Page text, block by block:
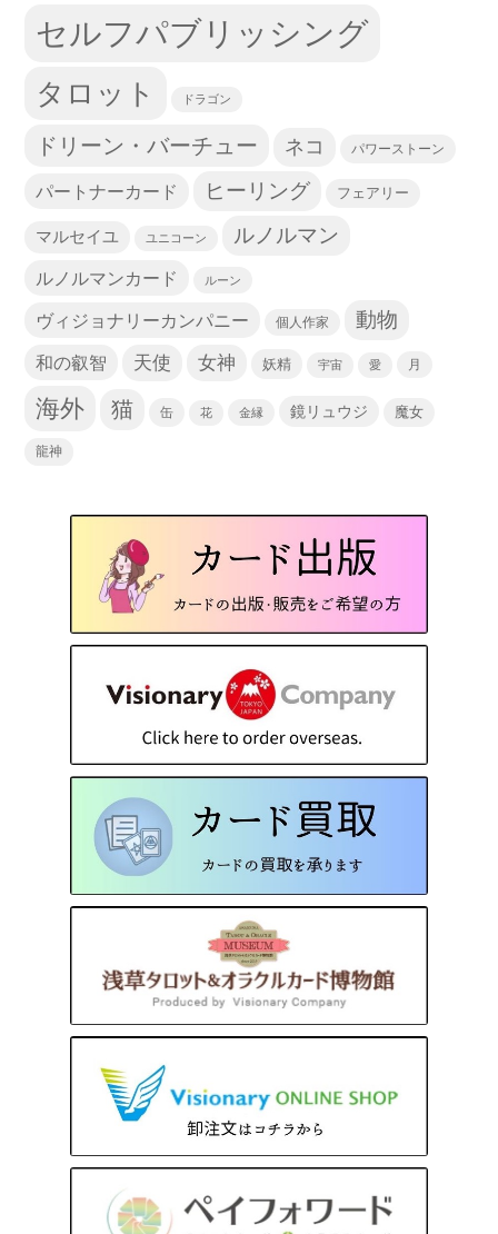
セルフパブリッシング
タロット ドラゴン
ドリーン・バーチュー ネコ パワーストーン
パートナーカード ヒーリング フェアリー
マルセイユ ユニコーン ルノルマン
ルノルマンカード ルーン
ヴィジョナリーカンパニー 個人作家 動物
和の叡智 天使 女神 妖精 宇宙 愛 月
海外 猫 缶 花 金縁 鏡リュウジ 魔女
龍神